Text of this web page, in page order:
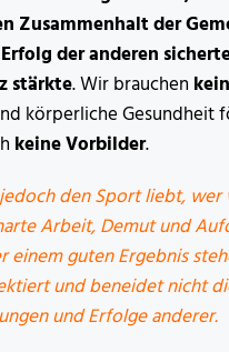
Zusammenhalt der
der anderen
stärkte. Wir brauchen
körperliche Gesundheit
keine Vorbilder.
den Sport liebt, wer
Arbeit, Demut und
einem guten Ergebnis
und beneidet nicht
und Erfolge anderer.